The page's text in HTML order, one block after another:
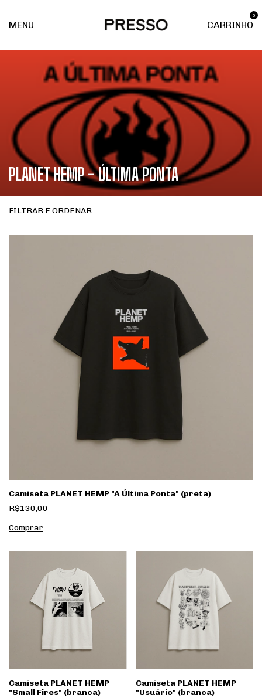
MENU CARRINHO
0
PLANET HEMP - ÚLTIMA PONTA
FILTRAR E ORDENAR
Camiseta PLANET HEMP "A Última Ponta" (preta)
R$130,00
Comprar
Camiseta PLANET HEMP
"Small Fires" (branca)
Camiseta PLANET HEMP
"Usuário" (branca)